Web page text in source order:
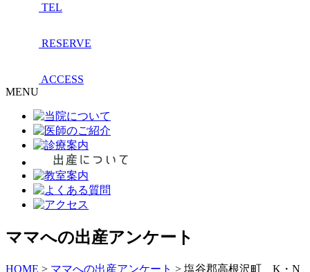
TEL
RESERVE
ACCESS
MENU
ママへの出産アンケート
HOME > ママへの出産アンケート > 塩谷郡高根沢町 K・N